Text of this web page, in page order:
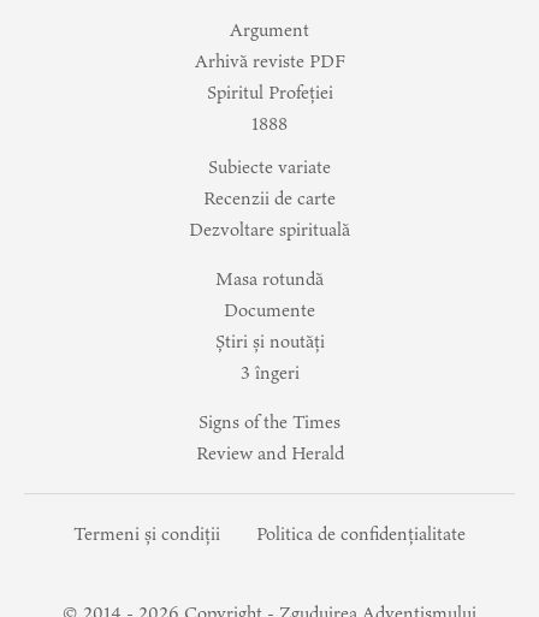
Argument
Arhivă reviste PDF
Spiritul Profeției
1888
Subiecte variate
Recenzii de carte
Dezvoltare spirituală
Masa rotundă
Documente
Știri și noutăți
3 îngeri
Signs of the Times
Review and Herald
Termeni și condiții Politica de confidențialitate